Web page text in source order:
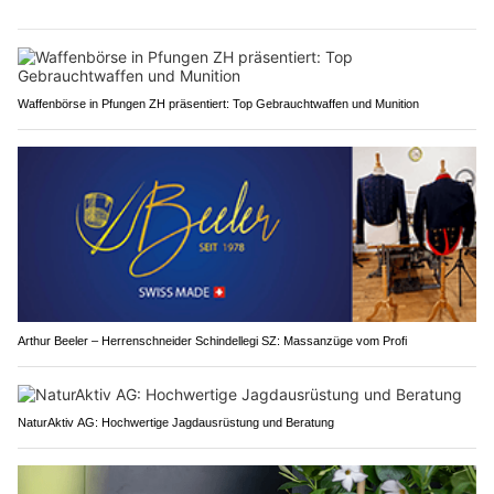
Waffenbörse in Pfungen ZH präsentiert: Top Gebrauchtwaffen und Munition
Arthur Beeler – Herrenschneider Schindellegi SZ: Massanzüge vom Profi
NaturAktiv AG: Hochwertige Jagdausrüstung und Beratung